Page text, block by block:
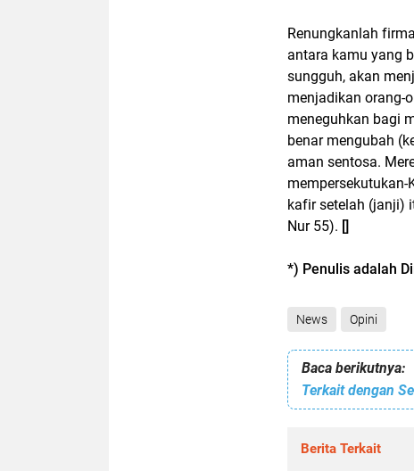
Renungkanlah
antara kamu yang
sungguh, akan
menjadikan orang-
meneguhkan bagi
benar mengubah
aman sentosa.
kafir setelah (janji)
Nur 55). []
*) Penulis adalah
News Opini
Baca berikutnya:
Berita Terkait